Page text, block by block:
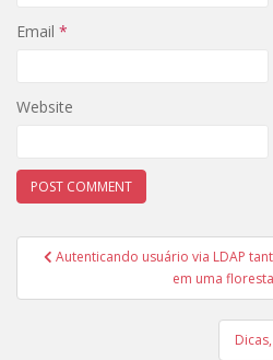
Email *
Website
PostAutenticando usuário via LDAP
em uma